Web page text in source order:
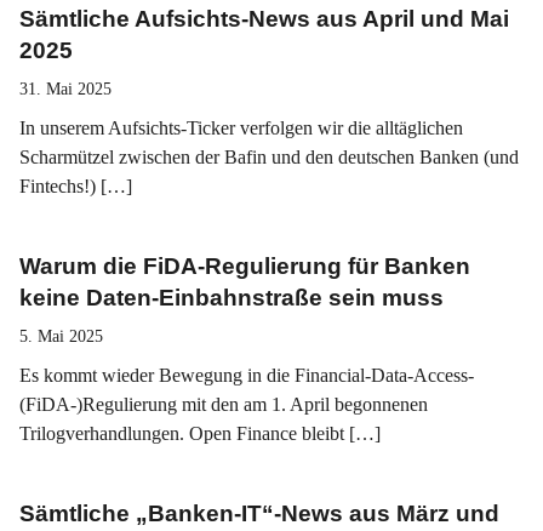
Sämtliche Aufsichts-News aus April und Mai
2025
31. Mai 2025
In unserem Aufsichts-Ticker verfolgen wir die alltäglichen
Scharmützel zwischen der Bafin und den deutschen Banken (und
Fintechs!) […]
Warum die FiDA-Regulierung für Banken
keine Daten-Einbahnstraße sein muss
5. Mai 2025
Es kommt wieder Bewegung in die Financial-Data-Access-
(FiDA-)Regulierung mit den am 1. April begonnenen
Trilogverhandlungen. Open Finance bleibt […]
Sämtliche „Banken-IT“-News aus März und